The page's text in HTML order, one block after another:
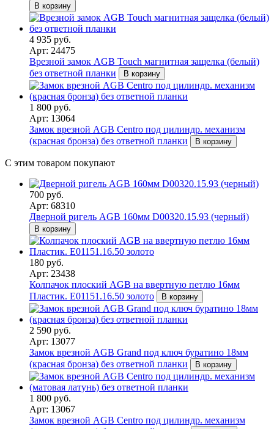
В корзину
4 935 руб.
Арт: 24475
Врезной замок AGB Touch магнитная защелка (белый)
без ответной планки
В корзину
1 800 руб.
Арт: 13064
Замок врезной AGB Centro под цилиндр. механизм
(красная бронза) без ответной планки
В корзину
С этим товаром покупают
700 руб.
Арт: 68310
Дверной ригель AGB 160мм D00320.15.93 (черный)
В корзину
180 руб.
Арт: 23438
Колпачок плоский AGB на ввертную петлю 16мм
Пластик. E01151.16.50 золото
В корзину
2 590 руб.
Арт: 13077
Замок врезной AGB Grand под ключ буратино 18мм
(красная бронза) без ответной планки
В корзину
1 800 руб.
Арт: 13067
Замок врезной AGB Centro под цилиндр. механизм